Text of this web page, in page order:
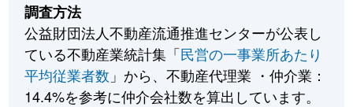
調査方法
公益財団法人不動産流通推進センターが公表し
ている不動産業統計集「民営の一事業所あたり
平均従業者数 」から、不動産代理業 ・仲介業：
14.4%を参考に仲介会社数を算出しています。